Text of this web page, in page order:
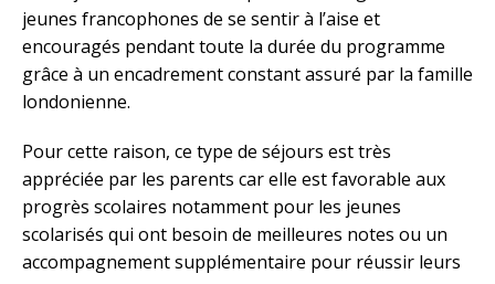
jeunes francophones de se sentir à l’aise et
encouragés pendant toute la durée du programme
grâce à un encadrement constant assuré par la famille
londonienne.
Pour cette raison, ce type de séjours est très
appréciée par les parents car elle est favorable aux
progrès scolaires notamment pour les jeunes
scolarisés qui ont besoin de meilleures notes ou un
accompagnement supplémentaire pour réussir leurs